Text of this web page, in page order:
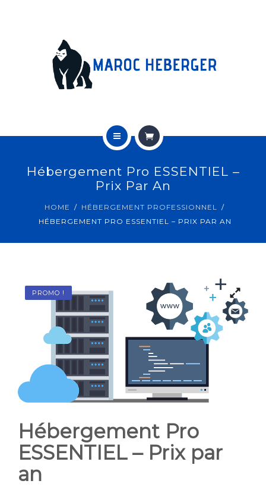
SERVEURS DÉDIÉS
CONTACT
HÉBERGEMENT PROFESSIONNEL
HÉBERGEMENT WORDPRESS MAROC
Hébergement Pro ESSENTIEL –
Prix Par An
HOME
HÉBERGEMENT PROFESSIONNEL
HÉBERGEMENT PRO ESSENTIEL – PRIX PAR AN
PROMO !
Hébergement Pro
ESSENTIEL – Prix par
an